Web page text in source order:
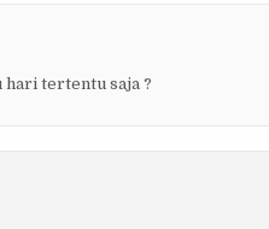
hari tertentu saja ?